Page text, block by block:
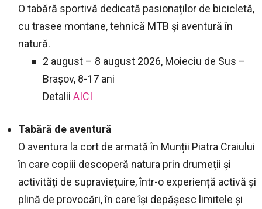
O tabără sportivă dedicată pasionaților de bicicletă,
cu trasee montane, tehnică MTB și aventură în
natură.
2 august – 8 august 2026, Moieciu de Sus –
Brașov, 8-17 ani
Detalii AICI
Tabără de aventură
O aventura la cort de armată în Munții Piatra Craiului
în care copiii descoperă natura prin drumeții și
activități de supraviețuire, într-o experiență activă și
plină de provocări, în care își depășesc limitele și